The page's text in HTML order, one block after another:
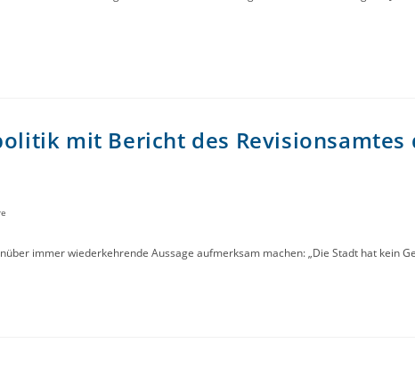
mit Bericht des Revisionsamtes
immer wiederkehrende Aussage aufmerksam machen: „Die Stadt hat kein